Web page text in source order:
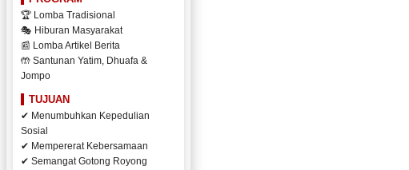
🏆 Lomba Tradisional
🎭 Hiburan Masyarakat
📰 Lomba Artikel Berita
🤲 Santunan Yatim, Dhuafa &
Jompo
TUJUAN
✔ Menumbuhkan Kepedulian
Sosial
✔ Mempererat Kebersamaan
✔ Semangat Gotong Royong